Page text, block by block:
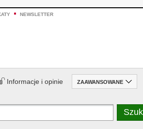
NEWSLETTER
Informacje i opinie ZAAWANSOWANE